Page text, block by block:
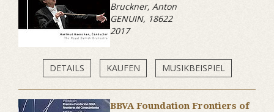
Bruckner, Anton
GENUIN, 18622
2017
DETAILS KAUFEN MUSIKBEISPIEL
BBVA Foundation Frontiers of